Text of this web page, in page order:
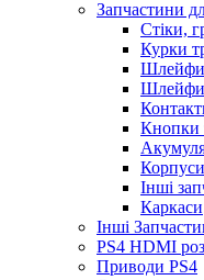
Запчастини
Стіки,
Курки
Шлейфи
Шлейфи
Кнопки
Інші
Каркаси
Інші
PS4 HDMI
Приводи PS4